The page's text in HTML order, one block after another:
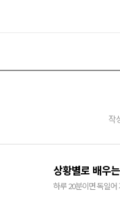
작
상황별로 배우
하루 20분이면 독일어